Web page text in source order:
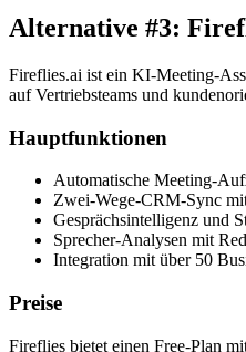
Alternative #3:
Fireflies.ai ist ein KI-Meeting-
auf Vertriebsteams und
Hauptfunktionen
Automatische Meeting-
Zwei-Wege-CRM-Sync
Gesprächsintelligenz und
Sprecher-Analysen mit
Integration mit über 50
Preise
Fireflies bietet einen Free-Plan